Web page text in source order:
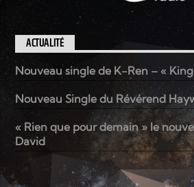
ACTUALITÉ
Nouveau single de K-Ren – «
Nouveau Single du Révérend
« Rien que pour demain » le
David